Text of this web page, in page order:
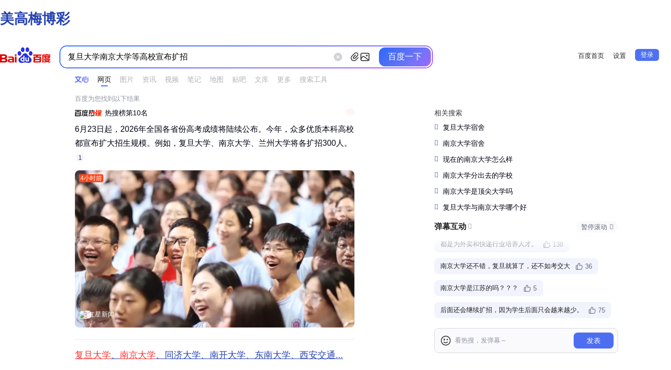
美高梅博彩
百度一下 百度首页 设置 登录
网页 图片 资讯 视频 笔记 地图 贴吧 文库 更多 搜索工具
相关搜索
复旦大学宿舍
南京大学宿舍
现在的南京大学怎么样
南京大学分出去的学校
南京大学是顶尖大学吗
复旦大学与南京大学哪个好
弹幕互动  暂停滚动 
138
都是为外卖和快递行业培养人才。
36
南京大学还不错，复旦就算了，还不如考交大
5
南京大学是江苏的吗？？？
75
后面还会继续扩招，因为学生后面只会越来越少。
36
扩招300人，一个标准寝室住6个，那就是50个寝室，得盖一栋宿舍楼啊
发表
时间不限 所有网页和文件 站点内检索
百度为您找到以下结果
热搜榜第10名
6月23日起，2026年全国各省份高考成绩将陆续公布。今年，众多优质本科高校
都宣布扩大招生规模。例如，复旦大学、南京大学、兰州大学将各扩招300人。‌‌
1
4小时前
红星新闻
复旦大学、 南京大学、同济大学、南开大学、东南大学、西安交通...